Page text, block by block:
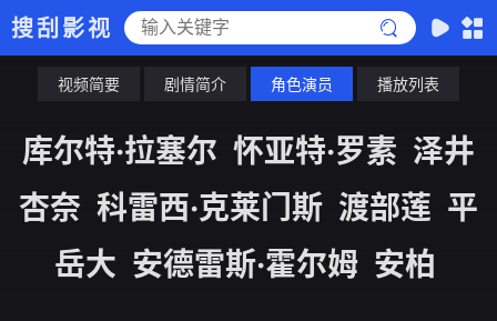
搜刮影视
视频简要 剧情简介 角色演员 播放列表
库尔特·拉塞尔 怀亚特·罗素 泽井
杏奈 科雷西·克莱门斯 渡部莲 平
岳大 安德雷斯·霍尔姆 安柏